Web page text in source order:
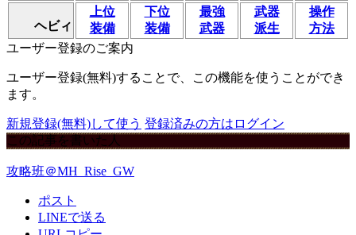
ヘビィ
上位
装備
下位
装備
最強
武器
武器
派生
操作
方法
ユーザー登録のご案内
ユーザー登録(無料)することで、この機能を使うことができ
ます。
新規登録(無料)して使う 登録済みの方はログイン
この記事を書いた人
攻略班＠MH_Rise_GW
ポスト
LINEで送る